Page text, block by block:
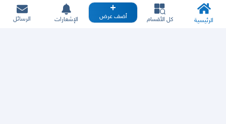
الرئيسية كل الأقسام أضف عرض الإشعارات الرسائل